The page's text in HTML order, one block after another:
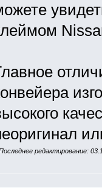
редактирование: